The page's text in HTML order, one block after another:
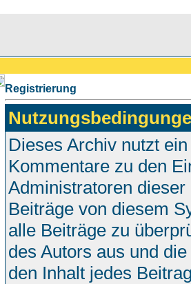
Registrierung
Dieses Archiv nutzt
Kommentare zu den
Administratoren
Beiträge von diesem
alle Beiträge zu
des Autors aus und
den Inhalt jedes